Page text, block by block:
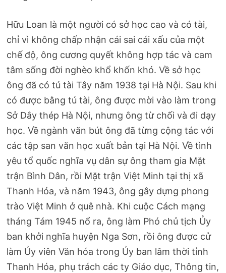
Hữu Loan là một người có sở học cao và có tài,
chỉ vì không chấp nhận cái sai cái xấu của một
chế độ, ông cương quyết không hợp tác và cam
tâm sống đời nghèo khổ khốn khó. Về sở học
ông đã có tú tài Tây năm 1938 tại Hà Nội. Sau khi
có được bằng tú tài, ông được mời vào làm trong
Sở Dây thép Hà Nội, nhưng ông từ chối và đi dạy
học. Về ngành văn bút ông đã từng cộng tác với
các tập san văn học xuất bản tại Hà Nội. Về tình
yêu tổ quốc nghĩa vụ dân sự ông tham gia Mặt
trận Bình Dân, rồi Mặt trận Việt Minh tại thị xã
Thanh Hóa, và năm 1943, ông gây dựng phong
trào Việt Minh ở quê nhà. Khi cuộc Cách mạng
tháng Tám 1945 nổ ra, ông làm Phó chủ tịch Ủy
ban khởi nghĩa huyện Nga Sơn, rồi ông được cử
làm Ủy viên Văn hóa trong Ủy ban lâm thời tỉnh
Thanh Hóa, phụ trách các ty Giáo dục, Thông tin,